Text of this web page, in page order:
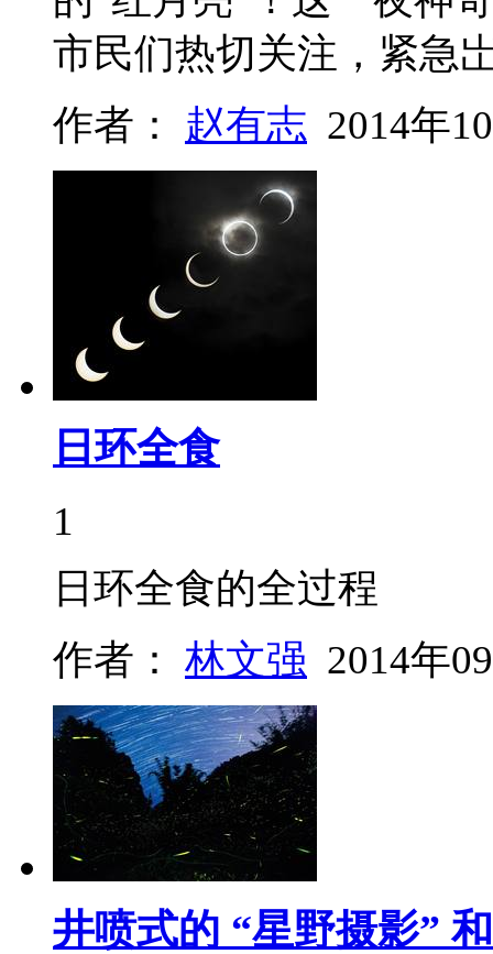
市民们热切关注，紧
作者： 赵有志 2014年
日环全食
1
日环全食的全过程
作者： 林文强 2014年
井喷式的 “星野摄影”